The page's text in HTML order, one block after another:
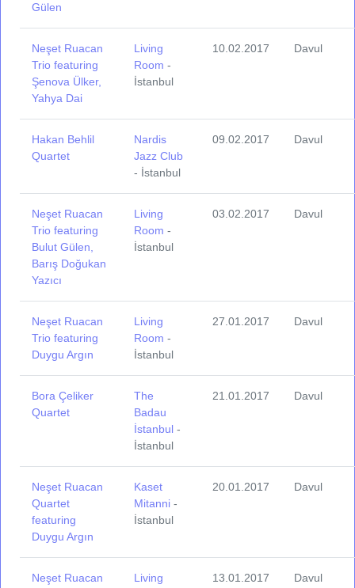
Gülen
Neşet Ruacan
Trio featuring
Şenova Ülker,
Yahya Dai
Living
Room -
İstanbul
10.02.2017 Davul
Hakan Behlil
Quartet
Nardis
Jazz Club
- İstanbul
09.02.2017 Davul
Neşet Ruacan
Trio featuring
Bulut Gülen,
Barış Doğukan
Yazıcı
Living
Room -
İstanbul
03.02.2017 Davul
Neşet Ruacan
Trio featuring
Duygu Argın
Living
Room -
İstanbul
27.01.2017 Davul
Bora Çeliker
Quartet
The
Badau
İstanbul -
İstanbul
21.01.2017 Davul
Neşet Ruacan
Quartet
featuring
Duygu Argın
Kaset
Mitanni -
İstanbul
20.01.2017 Davul
Neşet Ruacan Living 13.01.2017 Davul